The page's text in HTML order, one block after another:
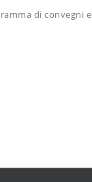
di convegni